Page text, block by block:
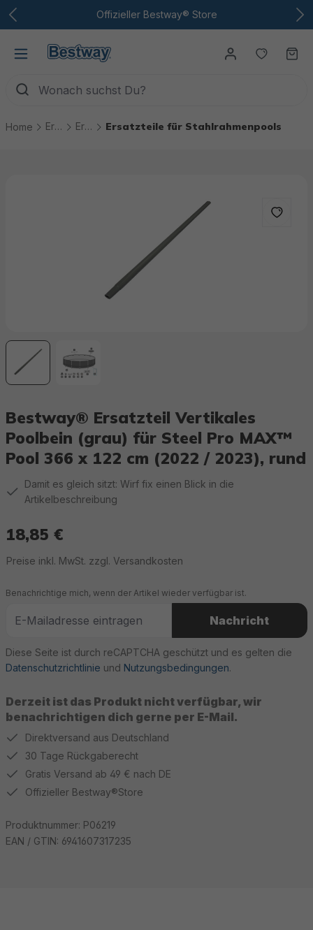
Zum Hauptinhalt Offizieller Bestway® Store
Du
Home Ersatzteile Ersatzteile Pools Ersatzteile für Stahlrahmenpools
Bestway® Ersatzteil Vertikales
Poolbein (grau) für Steel Pro MAX™
Pool 366 x 122 cm (2022 / 2023), rund
Damit es gleich sitzt: Wirf fix einen Blick in die
Artikelbeschreibung
18,85 €
Preise inkl. MwSt. zzgl. Versandkosten
Derzeit ist das Produkt nicht verfügbar, wir
benachrichtigen dich gerne per E-Mail.
Benachrichtige mich, wenn der Artikel wieder verfügbar ist.
Nachricht
Diese Seite ist durch reCAPTCHA geschützt und es gelten die
Datenschutzrichtlinie und Nutzungsbedingungen.
Direktversand aus Deutschland
30 Tage Rückgaberecht
Gratis Versand ab 49 € nach DE
Offizieller Bestway®Store
Produktnummer: P06219
EAN / GTIN: 6941607317235